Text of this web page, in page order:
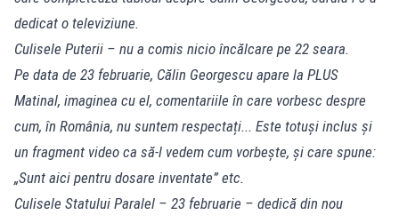
dedicat o televiziune.
Culisele Puterii – nu a comis nicio încălcare pe 22 seara.
Pe data de 23 februarie, Călin Georgescu apare la PLUS
Matinal, imaginea cu el, comentariile în care vorbesc despre
cum, în România, nu suntem respectați... Este totuși inclus și
un fragment video ca să-l vedem cum vorbește, și care spune:
„Sunt aici pentru dosare inventate” etc.
Culisele Statului Paralel – 23 februarie – dedică din nou